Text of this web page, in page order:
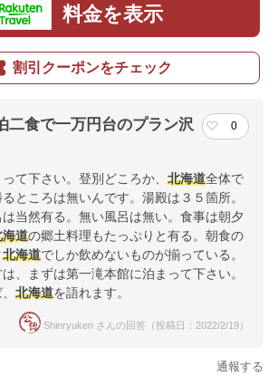
料金を表示
割引クーポンをチェック
二食で一万円台のプラン沢
0
て下さい。登別どころか、 北海道全体で
ところは無いんです。湯殿は３５箇所。
当然有る。無い風呂は無い。食事は朝夕
海道の郷土料理もたっぷりと有る。朝食の
北海道でしか飲めないものが揃っている。
、まずは第一滝本館に泊まって下さい。
北海道を語れます。
Shinryuken さんの回答（投稿日：2022/2/19）
通報する